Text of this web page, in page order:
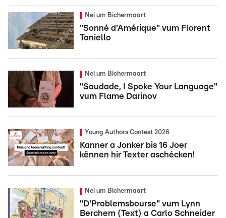
Nei um Bichermaart
"Sonné d'Amérique" vum Florent
Toniello
Nei um Bichermaart
"Saudade, I Spoke Your Language"
vum Flame Darinov
Young Authors Contest 2026
Kanner a Jonker bis 16 Joer
kënnen hir Texter aschécken!
Nei um Bichermaart
"D'Problemsbourse" vum Lynn
Berchem (Text) a Carlo Schneider